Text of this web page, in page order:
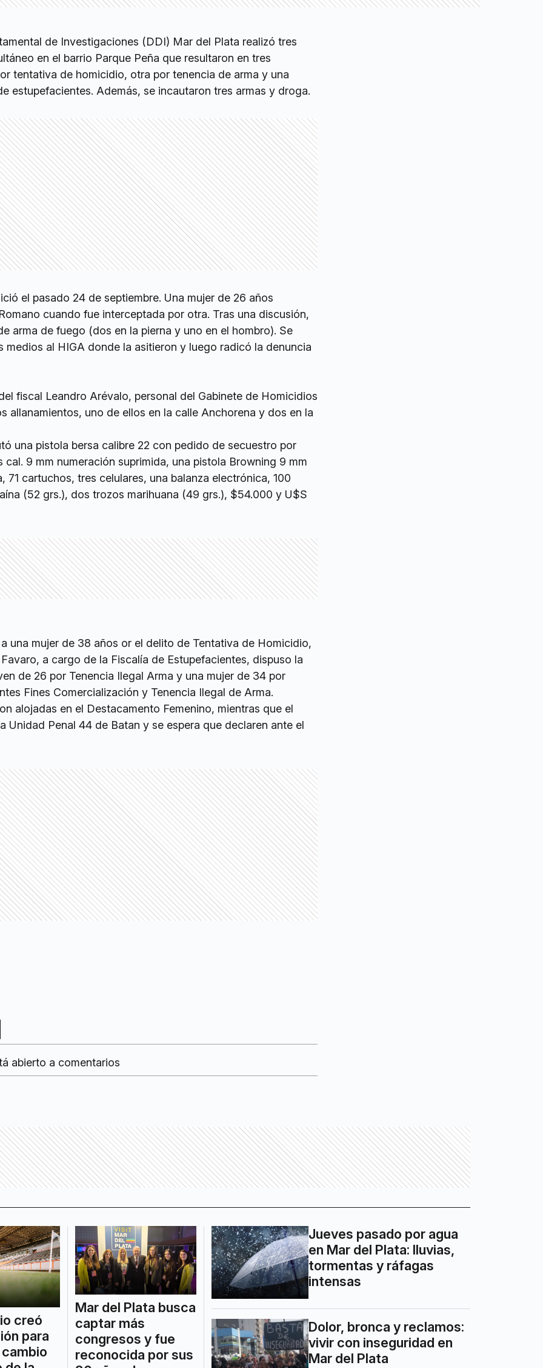
de Investigaciones (DDI) Mar del Plata realizó tres
en el barrio Parque Peña que resultaron en tres
tentativa de homicidio, otra por tenencia de arma y una
estupefacientes. Además, se incautaron tres armas y droga.
el pasado 24 de septiembre. Una mujer de 26 años
cuando fue interceptada por otra. Tras una discusión,
arma de fuego (dos en la pierna y uno en el hombro). Se
medios al HIGA donde la asitieron y luego radicó la denuncia
fiscal Leandro Arévalo, personal del Gabinete de Homicidios
allanamientos, uno de ellos en la calle Anchorena y dos en la
una pistola bersa calibre 22 con pedido de secuestro por
cal. 9 mm numeración suprimida, una pistola Browning 9 mm
71 cartuchos, tres celulares, una balanza electrónica, 100
(52 grs.), dos trozos marihuana (49 grs.), $54.000 y U$S
una mujer de 38 años or el delito de Tentativa de Homicidio,
a cargo de la Fiscalía de Estupefacientes, dispuso la
de 26 por Tenencia Ilegal Arma y una mujer de 34 por
Fines Comercialización y Tenencia Ilegal de Arma.
alojadas en el Destacamento Femenino, mientras que el
Unidad Penal 44 de Batan y se espera que declaren ante el
abierto a comentarios
creó
para
Mar del Plata busca
captar más
congresos y fue
reconocida por sus
Jueves pasado por agua
en Mar del Plata: lluvias,
tormentas y ráfagas
intensas
Dolor, bronca y reclamos:
vivir con inseguridad en
Mar del Plata